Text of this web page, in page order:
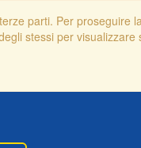
parti. Per
stessi per visualizzare